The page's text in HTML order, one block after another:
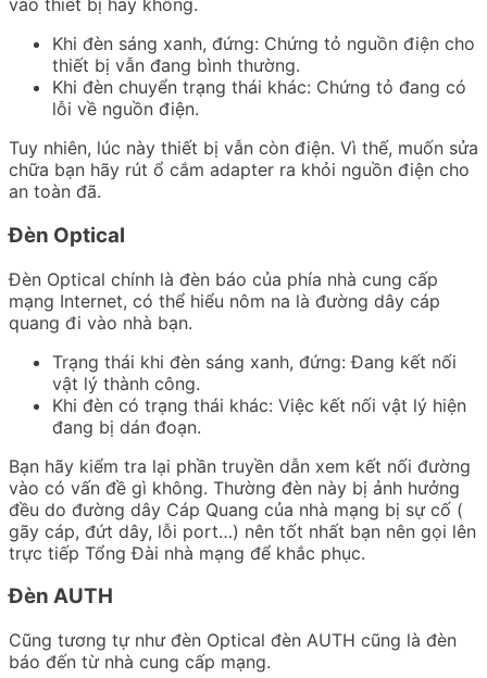
vào thiết bị hay không.
Khi đèn sáng xanh, đứng: Chứng tỏ nguồn điện cho
thiết bị vẫn đang bình thường.
Khi đèn chuyển trạng thái khác: Chứng tỏ đang có
lỗi về nguồn điện.
Tuy nhiên, lúc này thiết bị vẫn còn điện. Vì thế, muốn sửa
chữa bạn hãy rút ổ cắm adapter ra khỏi nguồn điện cho
an toàn đã.
Đèn Optical
Đèn Optical chính là đèn báo của phía nhà cung cấp
mạng Internet, có thể hiểu nôm na là đường dây cáp
quang đi vào nhà bạn.
Trạng thái khi đèn sáng xanh, đứng: Đang kết nối
vật lý thành công.
Khi đèn có trạng thái khác: Việc kết nối vật lý hiện
đang bị dán đoạn.
Bạn hãy kiểm tra lại phần truyền dẫn xem kết nối đường
vào có vấn đề gì không. Thường đèn này bị ảnh hưởng
đều do đường dây Cáp Quang của nhà mạng bị sự cố (
gãy cáp, đứt dây, lỗi port…) nên tốt nhất bạn nên gọi lên
trực tiếp Tổng Đài nhà mạng để khắc phục.
Đèn AUTH
Cũng tương tự như đèn Optical đèn AUTH cũng là đèn
báo đến từ nhà cung cấp mạng.